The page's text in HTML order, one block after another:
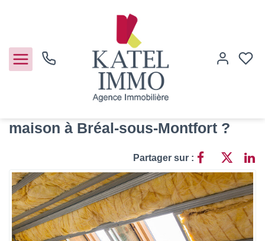
Vendre
Notre agence
Pourquoi faire des travaux d’isolation avant la vente d’une maison à Bréal-
Pourquoi faire des travaux
maison à Bréal-sous-Montfort ?
Partager sur :